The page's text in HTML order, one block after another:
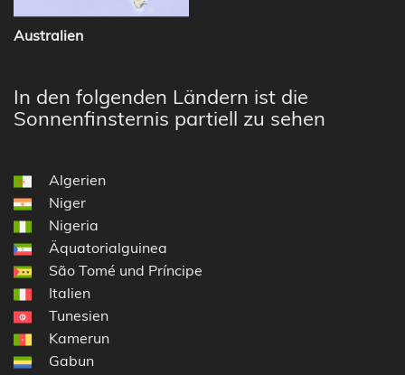
Australien
In den folgenden Ländern ist die
Sonnenfinsternis partiell zu sehen
Algerien
Niger
Nigeria
Äquatorialguinea
São Tomé und Príncipe
Italien
Tunesien
Kamerun
Gabun